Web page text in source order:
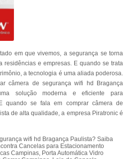
em que vivemos, a segurança se torna
residências e empresas. E quando se trata
a tecnologia é uma aliada poderosa.
câmera de segurança wifi hd Bragança
solução moderna e eficiente para
quando se fala em comprar câmera de
de alta qualidade, a empresa Piratronic é
wifi hd Bragança Paulista? Saiba
Cancelas para Estacionamento
Campinas, Porta Automática Vidro